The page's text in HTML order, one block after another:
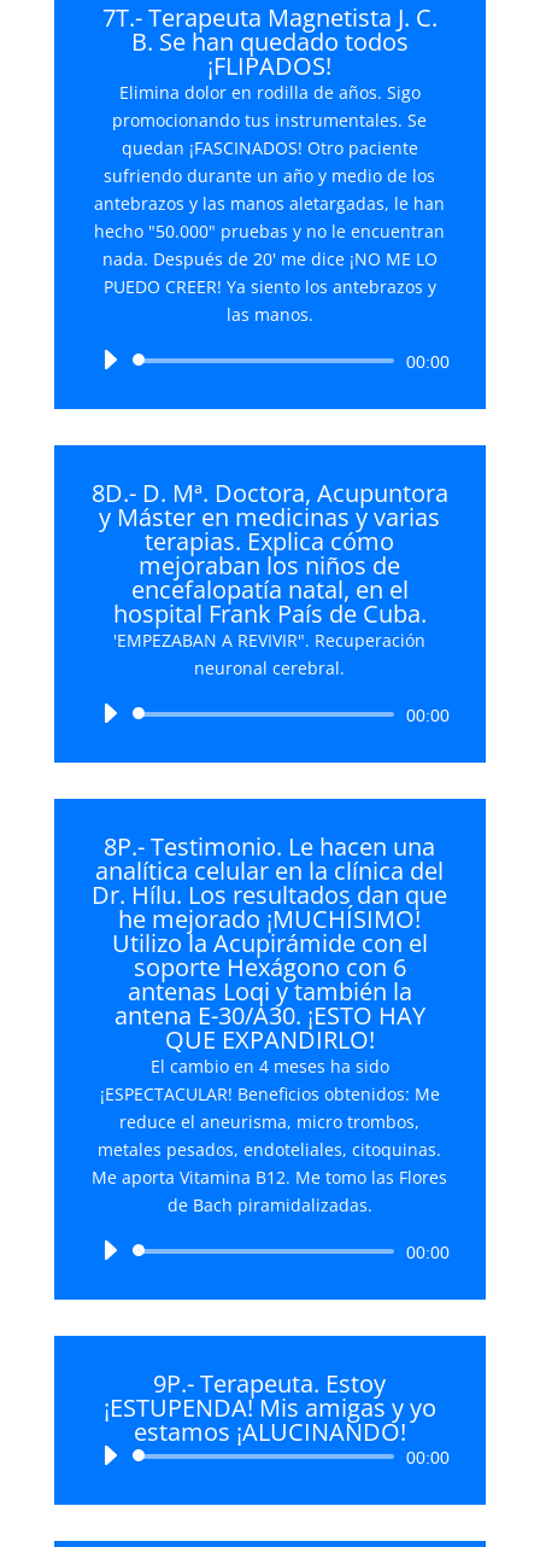
7T.- Terapeuta Magnetista J. C.
B. Se han quedado todos
¡FLIPADOS!
Elimina dolor en rodilla de años. Sigo
promocionando tus instrumentales. Se
quedan ¡FASCINADOS! Otro paciente
sufriendo durante un año y medio de los
antebrazos y las manos aletargadas, le han
hecho "50.000" pruebas y no le encuentran
nada. Después de 20' me dice ¡NO ME LO
PUEDO CREER! Ya siento los antebrazos y
las manos.
Reproductor
audio
00:00
8D.- D. Mª. Doctora, Acupuntora
y Máster en medicinas y varias
terapias. Explica cómo
mejoraban los niños de
encefalopatía natal, en el
hospital Frank País de Cuba.
'EMPEZABAN A REVIVIR". Recuperación
neuronal cerebral.
Reproductor
audio
00:00
8P.- Testimonio. Le hacen una
analítica celular en la clínica del
Dr. Hílu. Los resultados dan que
he mejorado ¡MUCHÍSIMO!
Utilizo la Acupirámide con el
soporte Hexágono con 6
antenas Loqi y también la
antena E-30/A30. ¡ESTO HAY
QUE EXPANDIRLO!
El cambio en 4 meses ha sido
¡ESPECTACULAR! Beneficios obtenidos: Me
reduce el aneurisma, micro trombos,
metales pesados, endoteliales, citoquinas.
Me aporta Vitamina B12. Me tomo las Flores
de Bach piramidalizadas.
Reproductor
audio
00:00
9P.- Terapeuta. Estoy
¡ESTUPENDA! Mis amigas y yo
estamos ¡ALUCINANDO!
Reproductor
audio
00:00